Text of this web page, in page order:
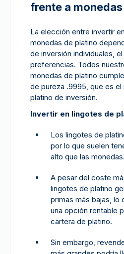
frente a
La elección entre invertir
monedas de platino
de inversión individuales,
preferencias. Todos
monedas de platino
de pureza .9995, que es el
platino de inversión.
Invertir en lingotes de
Los lingotes de
por lo que suelen
alto que las monedas.
A pesar del coste
lingotes de platino
primas más bajas, lo
una opción rentable
cartera de platino.
Sin embargo,